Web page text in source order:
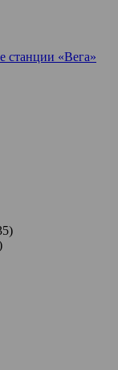
станции «Вега»